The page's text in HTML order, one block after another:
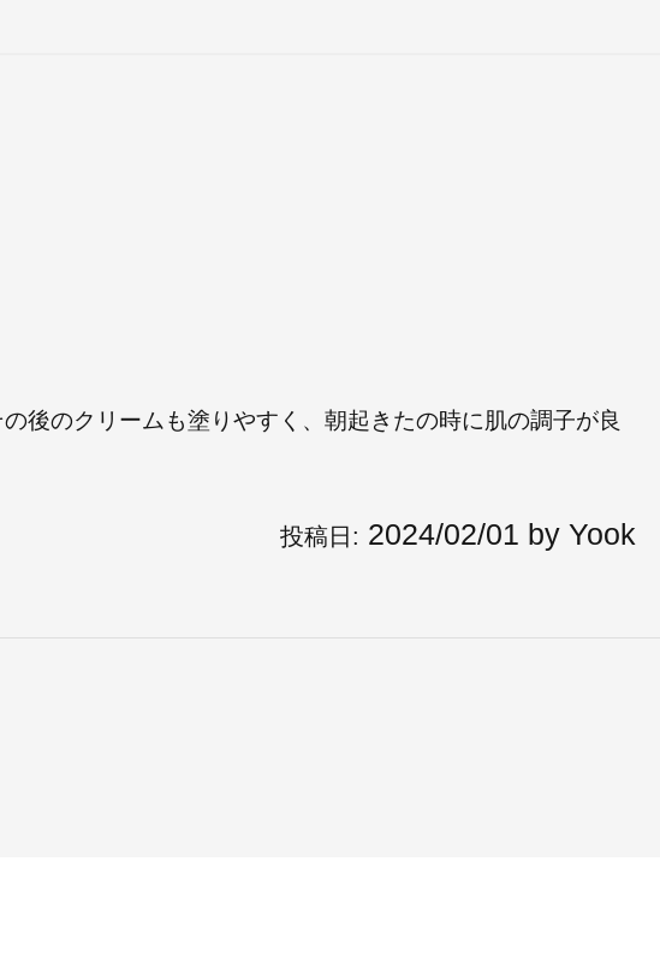
後のクリームも塗りやすく、朝起きたの時に肌の調子が良
投稿日: 2024/02/01 by Yook